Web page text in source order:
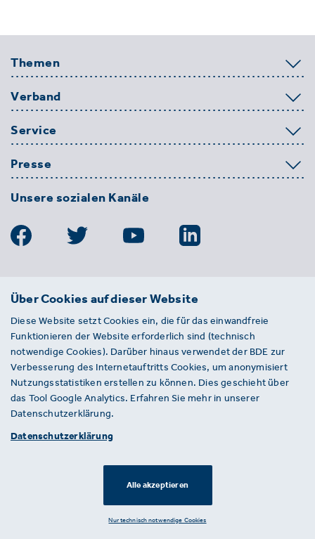
Themen
Verband
Service
Presse
Unsere sozialen Kanäle
BDE
Entsorgungs-, Wasser- und
Kreislaufwirtschaft e. V.
Von-der-Heydt-Straße 2
D 10785 Berlin
Sie haben einen Fehler auf unserer Website
gefunden? Ihnen ist ein defekter Link
aufgefallen? Wir freuen uns über Ihren
Über Cookies auf dieser Website
Diese Website setzt Cookies ein, die für das einwandfreie
Funktionieren der Website erforderlich sind (technisch
notwendige Cookies). Darüber hinaus verwendet der BDE zur
Verbesserung des Internetauftritts Cookies, um anonymisiert
Nutzungsstatistiken erstellen zu können. Dies geschieht über
das Tool Google Analytics. Erfahren Sie mehr in unserer
Datenschutzerklärung.
Datenschutzerklärung
Alle akzeptieren
Nur technisch notwendige Cookies